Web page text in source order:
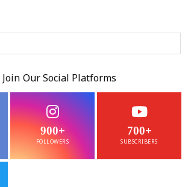
Join Our Social Platforms
900+
FOLLOWERS
700+
SUBSCRIBERS